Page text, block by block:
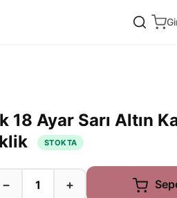
18 Ayar Sarı Altın
STOKTA
− +